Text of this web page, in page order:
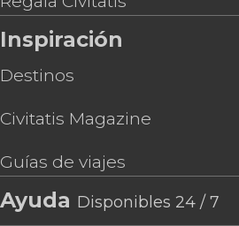
Inspiración
Destinos
Civitatis Magazine
Guías de viajes
Ayuda Disponibles 24 / 7